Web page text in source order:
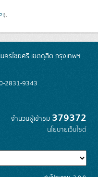
).
ครไชยศรี เขตดุสิต กรุงเทพฯ
2831-9343
จำนวนผู้เข้าชม 379372
นโยบายเว็บไซต์